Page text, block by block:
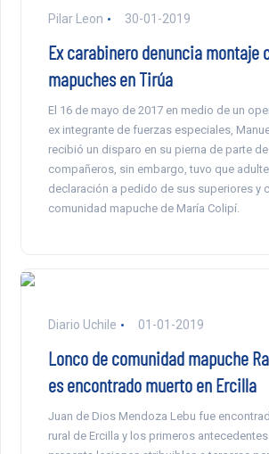
Pilar Leon 30-01-2019
Ex carabinero denuncia montaje
mapuches en Tirúa
El 16 de mayo de 2017 en medio de un
ex integrante de fuerzas especiales,
recibió un disparo en su pierna de parte
compañeros, sin embargo, tuvo que
declaración a pedido de sus superiores y
comunidad mapuche de María Colipí.
Diario Uchile 01-01-2019
Lonco de comunidad mapuche
es encontrado muerto en Ercilla
Juan de Dios Mendoza Lebu fue
rural de Ercilla y los primeros